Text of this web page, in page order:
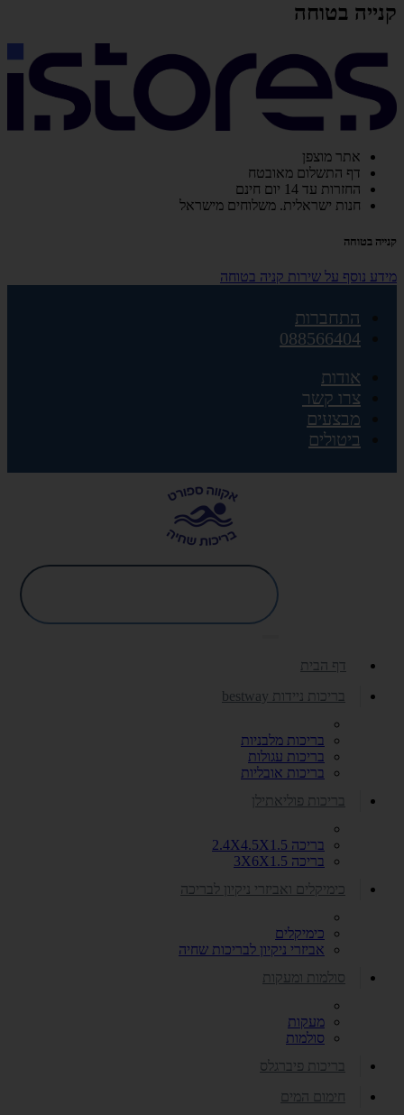
קנייה בטוחה
אתר מוצפן
דף התשלום מאובטח
החזרות עד 14 יום חינם
חנות ישראלית. משלוחים מישראל
קנייה בטוחה
מידע נוסף על שירות קניה בטוחה
התחברות
088566404
אודות
צרו קשר
מבצעים
ביטולים
דף הבית
בריכות ניידות bestway
בריכות מלבניות
בריכות עגולות
בריכות אובליות
בריכות פוליאתילן
בריכה 2.4X4.5X1.5
בריכה 3X6X1.5
כימיקלים ואביזרי ניקיון לבריכה
כימיקלים
אביזרי ניקיון לבריכות שחיה
סולמות ומעקות
מעקות
סולמות
בריכות פיברגלס
חימום המים